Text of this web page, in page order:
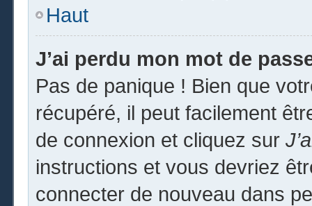
Haut
J’ai perdu mon mot de
Pas de panique ! Bien que
récupéré, il peut facilement
de connexion et cliquez sur
instructions et vous devriez
connecter de nouveau dans